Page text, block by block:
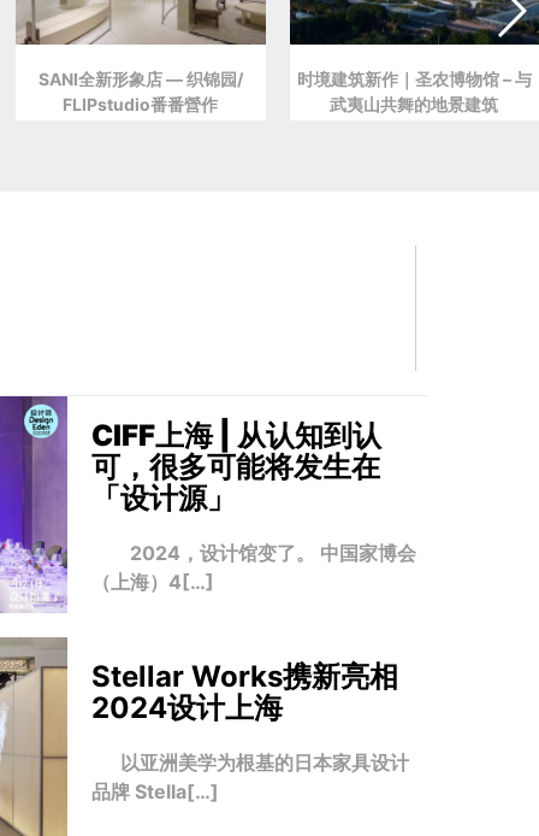
SANI全新形象店 — 织锦园/
FLIPstudio番番營作
时境建筑新作｜圣农博物馆 – 与
武夷山共舞的地景建筑
CIFF上海 | 从认知到认
可，很多可能将发生在
「设计源」
2024，设计馆变了。 中国家博会
（上海）4[…]
Stellar Works携新亮相
2024设计上海
以亚洲美学为根基的日本家具设计
品牌 Stella[…]